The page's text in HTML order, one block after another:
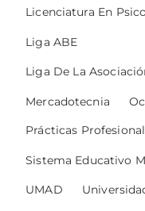
Licenciatura En
Liga ABE
Liga De La
Mercadotecnia
Prácticas
Sistema Educativo
UMAD